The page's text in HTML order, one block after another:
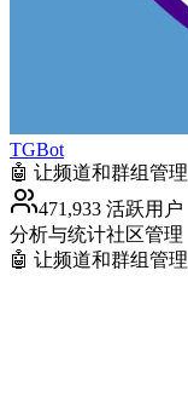
TGBot
🤖 让频道和群组管
471,933 活跃用户
分析与统计社区管理
🤖 让频道和群组管